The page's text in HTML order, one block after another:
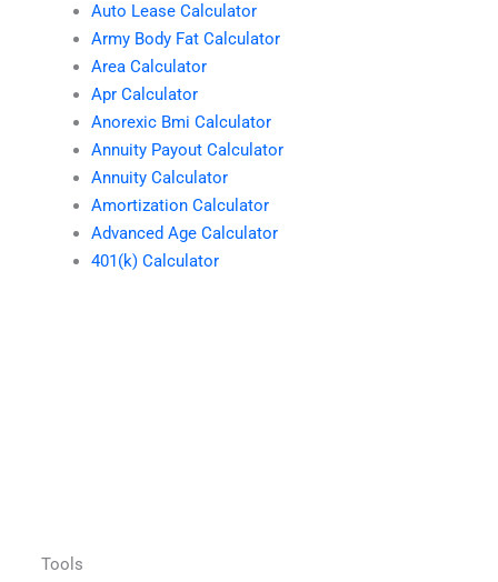
Auto Lease Calculator
Army Body Fat Calculator
Area Calculator
Apr Calculator
Anorexic Bmi Calculator
Annuity Payout Calculator
Annuity Calculator
Amortization Calculator
Advanced Age Calculator
401(k) Calculator
Tools